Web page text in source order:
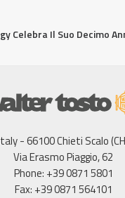
Celebra Il Suo Decimo
- 66100 Chieti Scalo
Via Erasmo Piaggio, 62
Phone: +39 0871 5801
Fax: +39 0871 564101